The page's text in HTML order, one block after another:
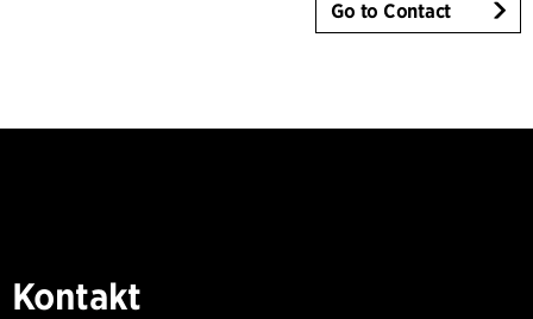
Go to Contact
Kontakt